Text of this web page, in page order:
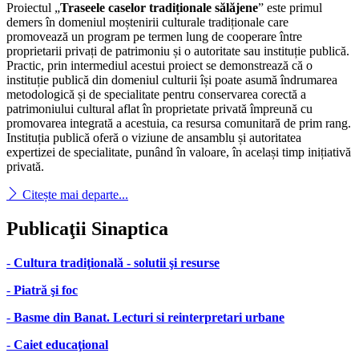
Proiectul „Traseele caselor tradiționale sălăjene” este primul
demers în domeniul moștenirii culturale tradiționale care
promovează un program pe termen lung de cooperare între
proprietarii privați de patrimoniu și o autoritate sau instituție publică.
Practic, prin intermediul acestui proiect se demonstrează că o
instituție publică din domeniul culturii își poate asumă îndrumarea
metodologică și de specialitate pentru conservarea corectă a
patrimoniului cultural aflat în proprietate privată împreună cu
promovarea integrată a acestuia, ca resursa comunitară de prim rang.
Instituția publică oferă o viziune de ansamblu și autoritatea
expertizei de specialitate, punând în valoare, în același timp inițiativă
privată.
Citește mai departe...
Publicaţii Sinaptica
- Cultura tradiţională - solutii şi resurse
- Piatră şi foc
- Basme din Banat. Lecturi si reinterpretari urbane
- Caiet educaţional